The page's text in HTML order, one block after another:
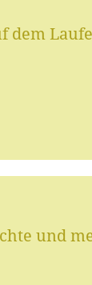
dem
und